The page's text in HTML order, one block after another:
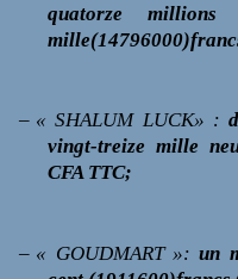
quatorze millions
– « SHALUM LUCK» :
vingt-treize mille
CFA TTC;
– « GOUDMART »:un